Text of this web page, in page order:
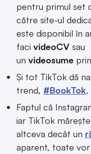
pentru primul set
către site-ul
este disponibil în
faci videoCV sau
un videosume prin
Și tot TikTok dă
trend, #BookTok.
Faptul că
iar TikTok
altceva decât un
aparent, toate vor